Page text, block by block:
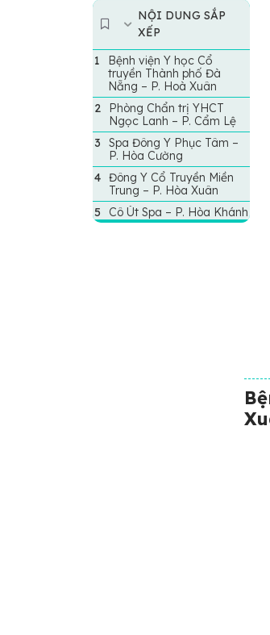
NỘI DUNG SẮP
XẾP
Bệnh viện Y học Cổ
truyền Thành phố Đà
Nẵng – P. Hoà Xuân
Phòng Chẩn trị YHCT
Ngọc Lanh – P. Cẩm Lệ
Spa Đông Y Phục Tâm –
P. Hòa‍ Cường
Đông Y Cổ Truyền Miền
Trung – P. Hòa Xuân
Cô Út Spa – P. Hòa Khánh